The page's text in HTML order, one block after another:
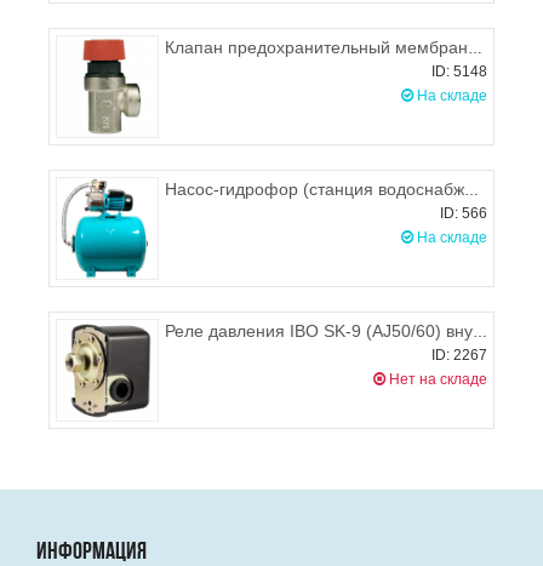
Клапан предохранительный мембранный 1,5 BAR 1/2", ITAP 368
ID: 5148
На складе
Насос-гидрофор (станция водоснабжения) Omnigena JY-1000/80 с баком 80л
ID: 566
На складе
Реле давления IBO SK-9 (AJ50/60) внутр. резьба
ID: 2267
Нет на складе
ИНФОРМАЦИЯ